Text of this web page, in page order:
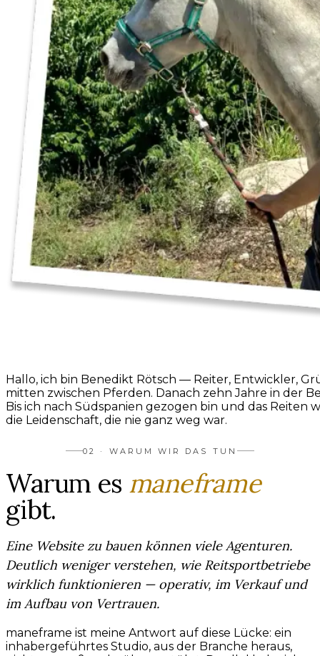
Hallo, ich bin Benedikt Rötsch — Reiter, Entwickler,
mitten zwischen Pferden. Danach zehn Jahre in der
Bis ich nach Südspanien gezogen bin und das
die Leidenschaft, die nie ganz weg war.
02 · WARUM WIR DAS TUN
Warum es maneframe
gibt.
Eine Website zu bauen können viele Agenturen.
Deutlich weniger verstehen, wie Reitsportbetriebe
wirklich funktionieren — operativ, im Verkauf und
im Aufbau von Vertrauen.
maneframe ist meine Antwort auf diese Lücke: ein
inhabergeführtes Studio, aus der Branche heraus,